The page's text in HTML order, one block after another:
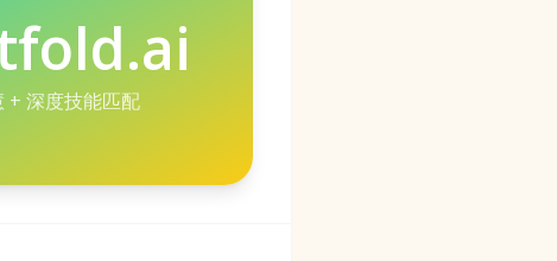
+ 深度技能匹配